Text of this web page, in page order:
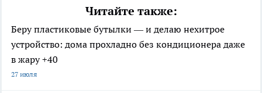
Читайте также:
Беру пластиковые бутылки — и делаю нехитрое
устройство: дома прохладно без кондиционера даже
в жару +40
27 июля